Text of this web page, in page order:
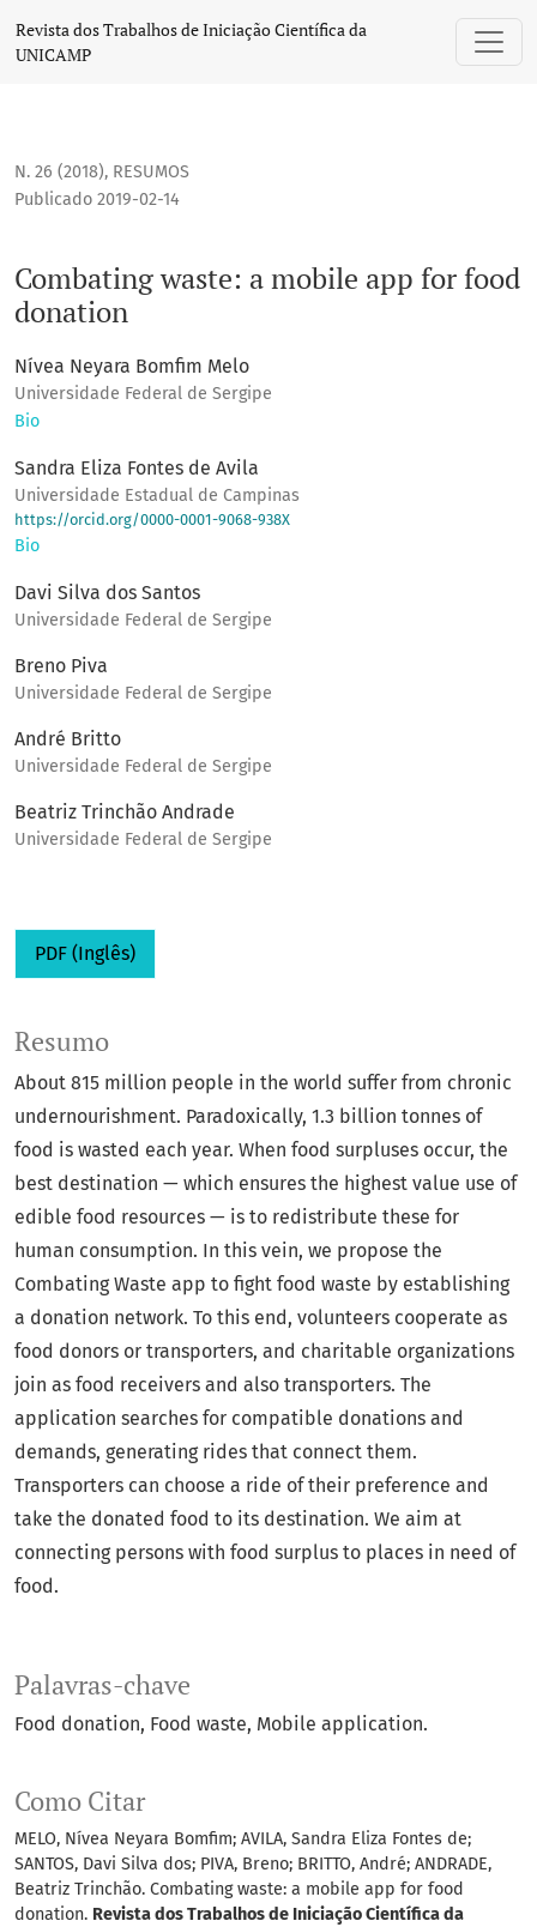
Revista dos Trabalhos de Iniciação Científica da
UNICAMP
N. 26 (2018), RESUMOS
Combating waste: a mobile app for food
donation
Publicado 2019-02-14
Nívea Neyara Bomfim Melo
Universidade Federal de Sergipe
Bio
Sandra Eliza Fontes de Avila
Universidade Estadual de Campinas
https://orcid.org/0000-0001-9068-938X
Bio
Davi Silva dos Santos
Universidade Federal de Sergipe
Breno Piva
Universidade Federal de Sergipe
André Britto
Universidade Federal de Sergipe
Beatriz Trinchão Andrade
Universidade Federal de Sergipe
PDF (Inglês)
Palavras-chave
Food donation Food waste Mobile application.
Como Citar
MELO, Nívea Neyara Bomfim; AVILA, Sandra Eliza Fontes de;
SANTOS, Davi Silva dos; PIVA, Breno; BRITTO, André; ANDRADE,
Beatriz Trinchão. Combating waste: a mobile app for food
donation. Revista dos Trabalhos de Iniciação Científica da
Resumo
About 815 million people in the world suffer from chronic
undernourishment. Paradoxically, 1.3 billion tonnes of
food is wasted each year. When food surpluses occur, the
best destination — which ensures the highest value use of
edible food resources — is to redistribute these for
human consumption. In this vein, we propose the
Combating Waste app to fight food waste by establishing
a donation network. To this end, volunteers cooperate as
food donors or transporters, and charitable organizations
join as food receivers and also transporters. The
application searches for compatible donations and
demands, generating rides that connect them.
Transporters can choose a ride of their preference and
take the donated food to its destination. We aim at
connecting persons with food surplus to places in need of
food.